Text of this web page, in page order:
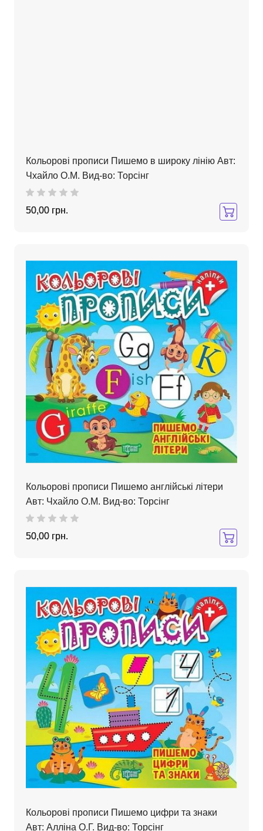
Кольорові прописи Пишемо в широку лінію Авт:
Чхайло О.М. Вид-во: Торсінг
50,00 грн.
Кольорові прописи Пишемо англійські літери
Авт: Чхайло О.М. Вид-во: Торсінг
50,00 грн.
Кольорові прописи Пишемо цифри та знаки
Авт: Алліна О.Г. Вид-во: Торсінг